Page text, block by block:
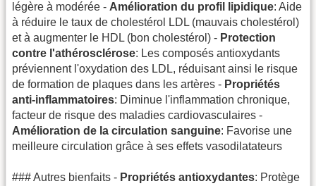
légère à modérée - Amélioration du profil lipidique: Aide
à réduire le taux de cholestérol LDL (mauvais cholestérol)
et à augmenter le HDL (bon cholestérol) - Protection
contre l'athérosclérose: Les composés antioxydants
préviennent l'oxydation des LDL, réduisant ainsi le risque
de formation de plaques dans les artères - Propriétés
anti-inflammatoires: Diminue l'inflammation chronique,
facteur de risque des maladies cardiovasculaires -
Amélioration de la circulation sanguine: Favorise une
meilleure circulation grâce à ses effets vasodilatateurs
### Autres bienfaits - Propriétés antioxydantes: Protège